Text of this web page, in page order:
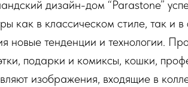
дизайн-дом “Parastonе”
как в классическом стиле, так и
новые тенденции и технологии.
подарки и комиксы, кошки,
изображения, входящие в